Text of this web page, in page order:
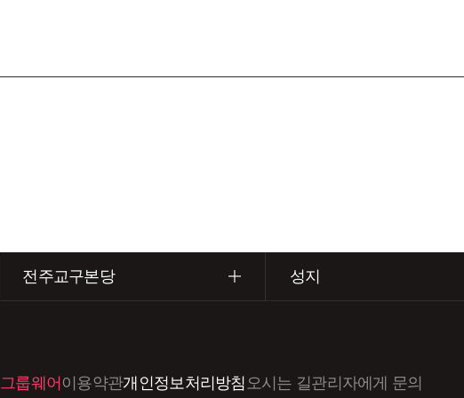
전주교구본당 성지
그룹웨어 이용약관개인정보처리방침오시는 길관리자에게 문의